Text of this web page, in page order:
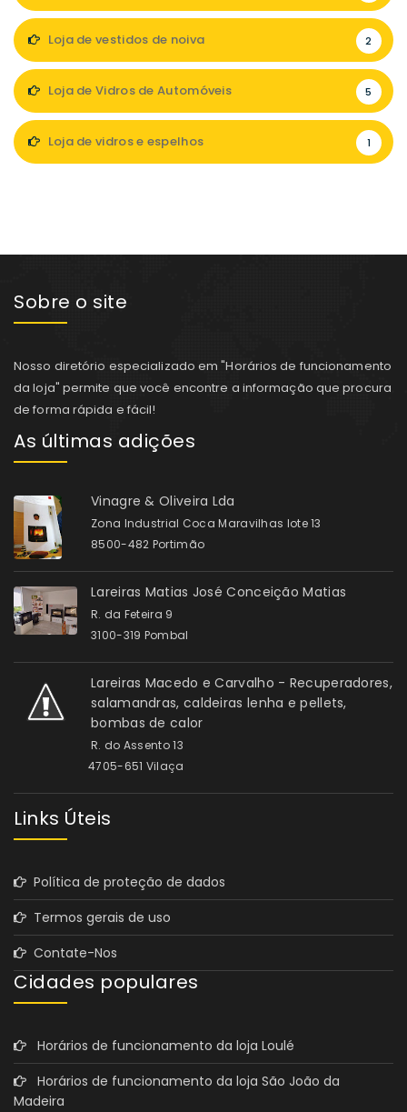
Loja de vestidos de noiva 2
Loja de Vidros de Automóveis 5
Loja de vidros e espelhos 1
Sobre o site
Nosso diretório especializado em "Horários de funcionamento
da loja" permite que você encontre a informação que procura
de forma rápida e fácil!
As últimas adições
Vinagre & Oliveira Lda
Zona Industrial Coca Maravilhas lote 13
8500-482 Portimão
Lareiras Matias José Conceição Matias
R. da Feteira 9
3100-319 Pombal
Lareiras Macedo e Carvalho - Recuperadores,
salamandras, caldeiras lenha e pellets,
bombas de calor
R. do Assento 13
4705-651 Vilaça
Links Úteis
Política de proteção de dados
Termos gerais de uso
Contate-Nos
Cidades populares
Horários de funcionamento da loja Loulé
Horários de funcionamento da loja São João da
Madeira